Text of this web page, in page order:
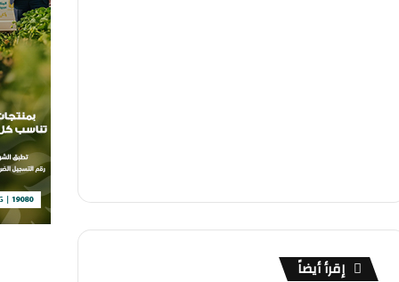
إقرأ أيضاً